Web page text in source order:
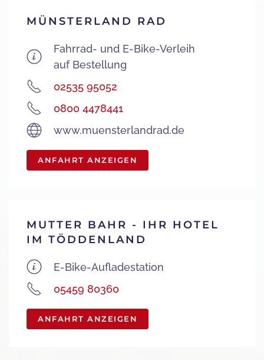
MÜNSTERLAND RAD
Fahrrad- und E-Bike-Verleih
auf Bestellung
02535 95052
0800 4478441
www.muensterlandrad.de
ANFAHRT ANZEIGEN
MUTTER BAHR - IHR HOTEL
IM TÖDDENLAND
E-Bike-Aufladestation
05459 80360
ANFAHRT ANZEIGEN